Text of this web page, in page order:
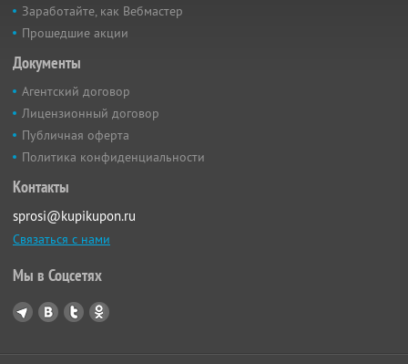
Заработайте, как Вебмастер
Прошедшие акции
Документы
Агентский договор
Лицензионный договор
Публичная оферта
Политика конфиденциальности
Контакты
sprosi@kupikupon.ru
Связаться с нами
Мы в Соцсетях